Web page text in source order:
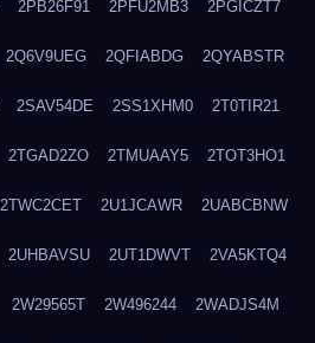
2PB26F91 2PFU2MB3 2PGICZT7
2Q6V9UEG 2QFIABDG 2QYABSTR
2SAV54DE 2SS1XHM0 2T0TIR21
2TGAD2ZO 2TMUAAY5 2TOT3HO1
2TWC2CET 2U1JCAWR 2UABCBNW
2UHBAVSU 2UT1DWVT 2VA5KTQ4
2W29565T 2W496244 2WADJS4M